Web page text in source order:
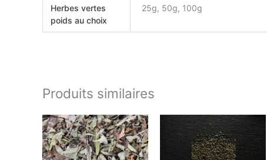
Herbes vertes
poids au choix
25g, 50g, 100g
Produits similaires
Ce
produit
a
Ce